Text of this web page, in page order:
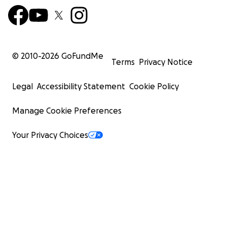
© 2010-2026 GoFundMe
Terms Privacy Notice
Legal Accessibility Statement Cookie Policy
Manage Cookie Preferences
Your Privacy Choices